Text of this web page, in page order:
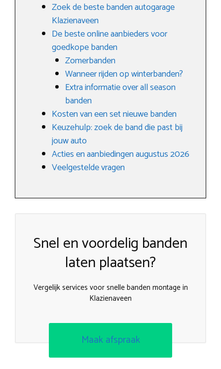
Zoek de beste banden autogarage
Klazienaveen
De beste online aanbieders voor
goedkope banden
Zomerbanden
Wanneer rijden op winterbanden?
Extra informatie over all season
banden
Kosten van een set nieuwe banden
Keuzehulp: zoek de band die past bij
jouw auto
Acties en aanbiedingen augustus 2026
Veelgestelde vragen
Snel en voordelig banden
laten plaatsen?
Vergelijk services voor snelle banden montage in
Klazienaveen
Maak afspraak